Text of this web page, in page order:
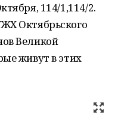
114/1,114/2.
Октябрьского
Великой
живут в этих